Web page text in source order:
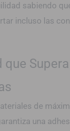
sabiendo
incluso las
que Supera
de
una